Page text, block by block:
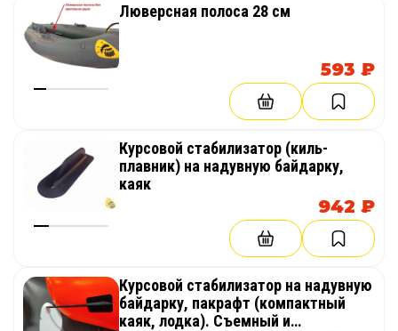
Люверсная полоса 28 см
593 ₽
Курсовой стабилизатор (киль-
плавник) на надувную байдарку,
каяк
942 ₽
Курсовой стабилизатор на надувную
байдарку, пакрафт (компактный
каяк, лодка). Съемный и